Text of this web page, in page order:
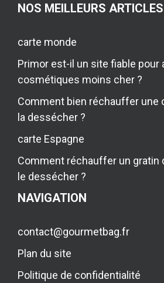
NOS MEILLEURS ARTICLES
carte monde
Primor est-il un site fiable pour
cosmétiques moins cher ?
Comment bien réchauffer une
la dessécher ?
carte Espagne
Comment réchauffer un gratin
le dessécher ?
NAVIGATION
contact@gourmetbag.fr
Plan du site
Politique de confidentialité